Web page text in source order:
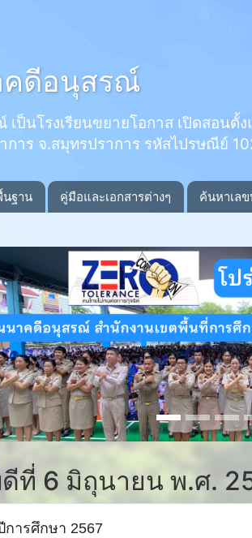
คดีอนุสรณ์
เป็นโรงเรียนขยายโอกาส เปิดสอน
การ จ.สมุทรปราการ รหัสไปรษณีย์
ฐาน คู่มือและเอกสารต่างๆ ค้นหาเล
ที่ 6 มิถุนายน พ.ศ.
ารศึกษา 2567